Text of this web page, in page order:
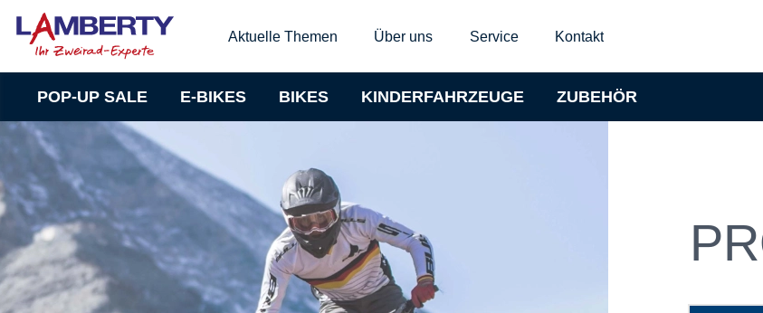
Aktuelle Themen Über uns Service Kontakt
POP-UP SALE E-BIKES BIKES KINDERFAHRZEUGE ZUBEHÖR